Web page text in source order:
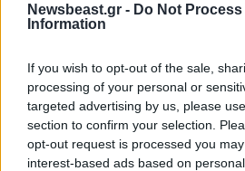
Newsbeast.gr - Do Not Process
Information
If you wish to opt-out of the sale,
processing of your personal or
targeted advertising by us, please
section to confirm your selection.
opt-out request is processed you
interest-based ads based on
Ακολουθήστε τοNEWSBEAST
και μάθετε πρώτοι όλες